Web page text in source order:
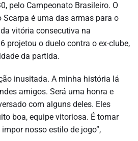
pelo Campeonato Brasileiro. O
Scarpa é uma das armas para o
vitória consecutiva na
projetou o duelo contra o ex-clube,
da partida.
inusitada. A minha história lá
amigos. Será uma honra e
com alguns deles. Eles
boa, equipe vitoriosa. É tomar
nosso estilo de jogo”,